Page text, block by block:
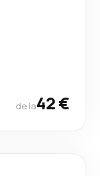
de la42 €